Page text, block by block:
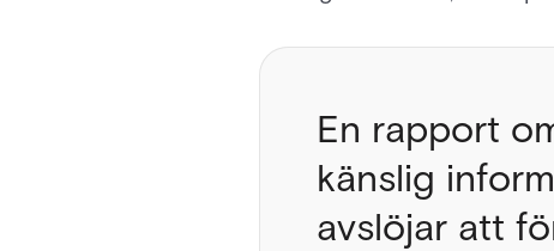
En rapport
känslig
avslöjar att